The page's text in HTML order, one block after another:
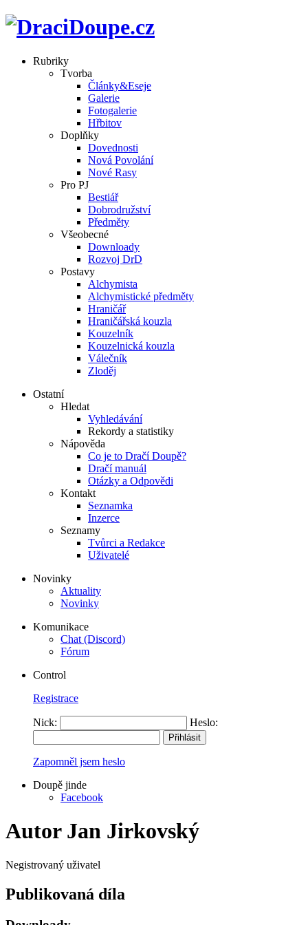
Rubriky
Tvorba
Články&Eseje
Galerie
Fotogalerie
Hřbitov
Doplňky
Dovednosti
Nová Povolání
Nové Rasy
Pro PJ
Bestiář
Dobrodružství
Předměty
Všeobecné
Downloady
Rozvoj DrD
Postavy
Alchymista
Alchymistické předměty
Hraničář
Hraničářská kouzla
Kouzelník
Kouzelnická kouzla
Válečník
Zloděj
Ostatní
Hledat
Vyhledávání
Rekordy a statistiky
Nápověda
Co je to Dračí Doupě?
Dračí manuál
Otázky a Odpovědi
Kontakt
Seznamka
Inzerce
Seznamy
Tvůrci a Redakce
Uživatelé
Novinky
Aktuality
Novinky
Komunikace
Chat (Discord)
Fórum
Control
Registrace
Nick: Heslo:
Zapomněl jsem heslo
Doupě jinde
Facebook
Autor Jan Jirkovský
Negistrovaný uživatel
Publikovaná díla